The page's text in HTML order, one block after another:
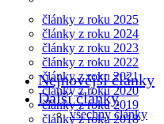
články z roku 2025
články z roku 2024
články z roku 2023
články z roku 2022
články z roku 2021
články z roku 2020
články z roku 2019
články z roku 2018
Nejnovější články
Další články
všechny články